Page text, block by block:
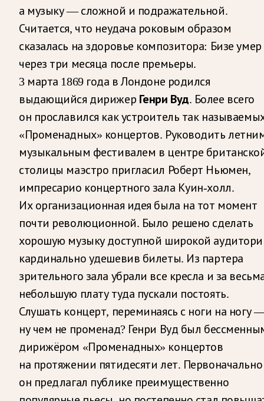
а музыку — сложной и подражательной.
Считается, что неудача роковым образом
сказалась на здоровье композитора: Бизе умер
через три месяца после премьеры.
3 марта 1869 года в Лондоне родился
выдающийся дирижер Генри Вуд. Более всего
он прославился как устроитель так
«Променадных» концертов. Руководить
музыкальным фестивалем в центре
столицы маэстро пригласил Роберт Ньюмен,
импресарио концертного зала Куин-холл.
Их организационная идея была на тот момент
почти революционной. Было решено сделать
хорошую музыку доступной широкой
кардинально удешевив билеты. Из партера
зрительного зала убрали все кресла и за
небольшую плату туда пускали постоять.
Слушать концерт, переминаясь с ноги на ногу
ну чем не променад? Генри Вуд был
дирижёром «Променадных» концертов
на протяжении пятидесяти лет. Первоначально
он предлагал публике преимущественно